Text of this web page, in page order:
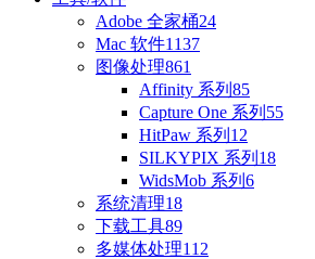
Adobe 全家桶24
Mac 软件1137
图像处理861
Affinity 系列 85
Capture One 系列 55
HitPaw 系列 12
SILKYPIX 系列 18
WidsMob 系列 6
系统清理18
下载工具89
多媒体处理112